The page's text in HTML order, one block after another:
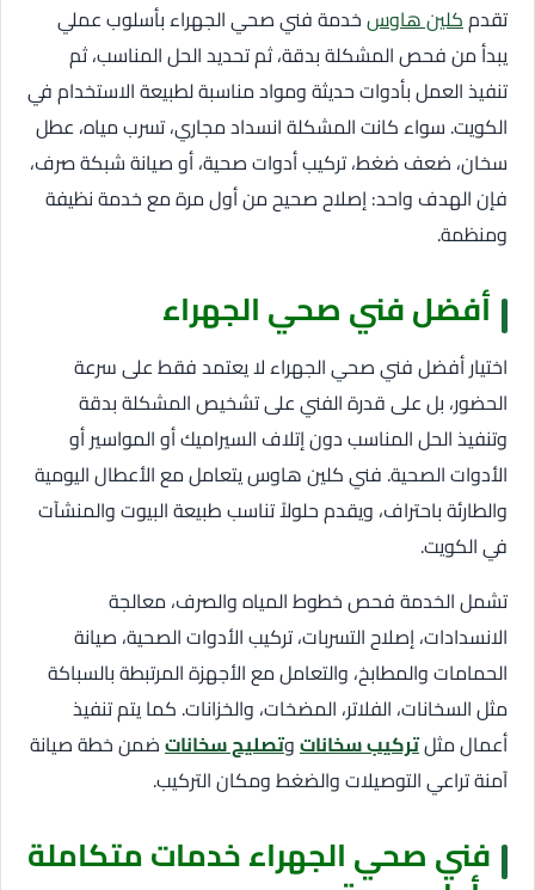
تقدمكلين هاوسخدمة فني صحي الجهراء بأسلوب عملي
يبدأ من فحص المشكلة بدقة، ثم تحديد الحل المناسب، ثم
تنفيذ العمل بأدوات حديثة ومواد مناسبة لطبيعة الاستخدام في
الكويت. سواء كانت المشكلة انسداد مجاري، تسرب مياه، عطل
سخان، ضعف ضغط، تركيب أدوات صحية، أو صيانة شبكة صرف،
فإن الهدف واحد: إصلاح صحيح من أول مرة مع خدمة نظيفة
ومنظمة.
أفضل فني صحي الجهراء
اختيار أفضل فني صحي الجهراء لا يعتمد فقط على سرعة
الحضور، بل على قدرة الفني على تشخيص المشكلة بدقة
وتنفيذ الحل المناسب دون إتلاف السيراميك أو المواسير أو
الأدوات الصحية. فني كلين هاوس يتعامل مع الأعطال اليومية
والطارئة باحتراف، ويقدم حلولاً تناسب طبيعة البيوت والمنشآت
في الكويت.
تشمل الخدمة فحص خطوط المياه والصرف، معالجة
الانسدادات، إصلاح التسربات، تركيب الأدوات الصحية، صيانة
الحمامات والمطابخ، والتعامل مع الأجهزة المرتبطة بالسباكة
مثل السخانات، الفلاتر، المضخات، والخزانات. كما يتم تنفيذ
أعمال مثلتركيب سخاناتوتصليح سخاناتضمن خطة صيانة
آمنة تراعي التوصيلات والضغط ومكان التركيب.
فني صحي الجهراء خدمات متكاملة